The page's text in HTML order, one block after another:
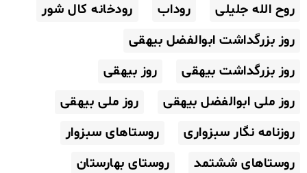
روح الله جلیلی
روداب
رودخانه کال شور
روز بزرگداشت ابوالفضل بیهقی
روز بزرگداشت بیهقی
روز بیهقی
روز ملی ابوالفضل بیهقی
روز ملی بیهقی
روزنامه نگار سبزواری
روستاهای سبزوار
روستاهای ششتمد
روستای بهارستان